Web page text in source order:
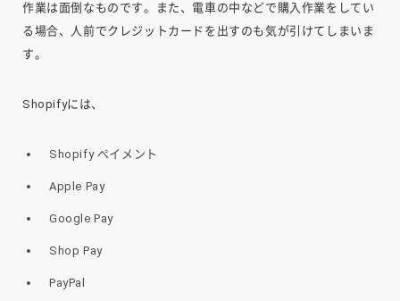
作業は面倒なものです。また、電車の中などで購入作業をしてい
る場合、人前でクレジットカードを出すのも気が引けてしまいま
す。
Shopifyには、
Shopify ペイメント
Apple Pay
Google Pay
Shop Pay
PayPal